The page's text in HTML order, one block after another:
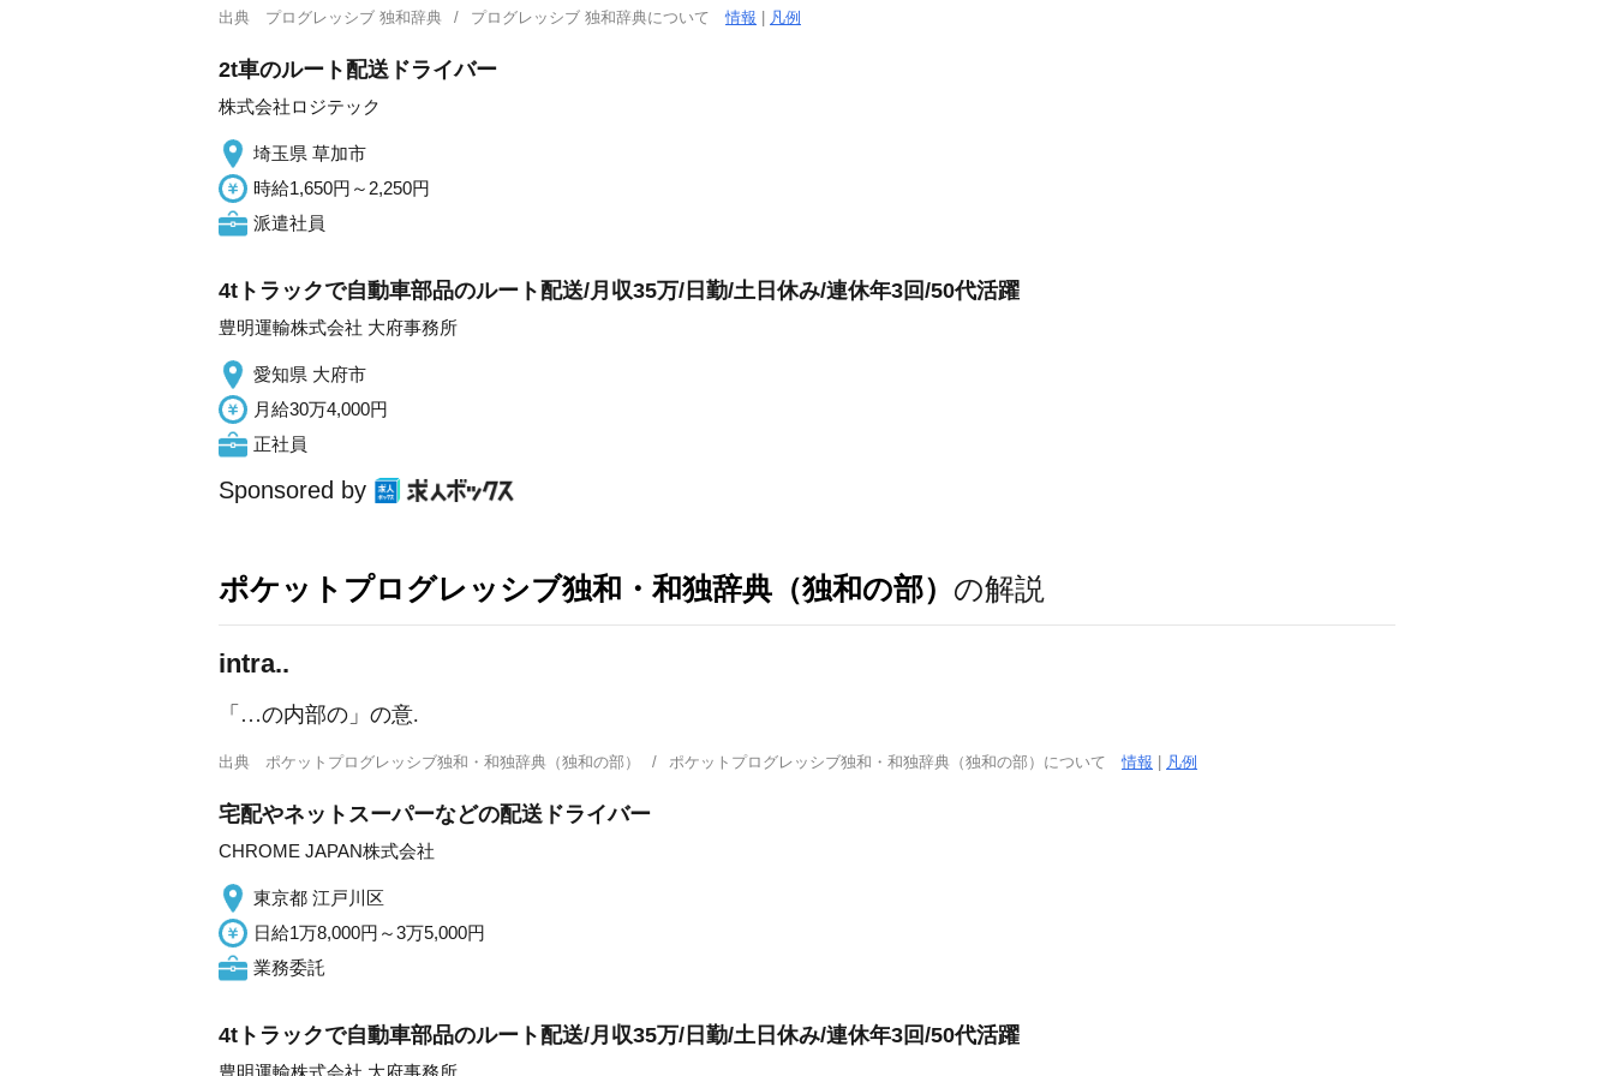
出典 プログレッシブ 独和辞典 プログレッシブ 独和辞典について情報 凡例
2t車のルート配送ドライバー
株式会社ロジテック
埼玉県 草加市
時給1,650円～2,250円
派遣社員
4tトラックで自動車部品のルート配送/月収35万/日勤/土日休み/連休年3回/50代活躍
豊明運輸株式会社 大府事務所
愛知県 大府市
月給30万4,000円
正社員
Sponsored by
ポケットプログレッシブ独和・和独辞典（独和の部） の解説
intra..
「…の内部の」の意.
出典 ポケットプログレッシブ独和・和独辞典（独和の部） ポケットプログレッシブ独和・和独辞典（独和の部）について情報 | 凡例
宅配やネットスーパーなどの配送ドライバー
CHROME JAPAN株式会社
東京都 江戸川区
日給1万8,000円～3万5,000円
業務委託
4tトラックで自動車部品のルート配送/月収35万/日勤/土日休み/連休年3回/50代活躍
豊明運輸株式会社 大府事務所